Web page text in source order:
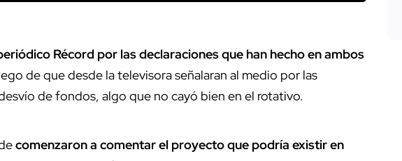
Récord por las declaraciones que han hecho en ambos
de que desde la televisora señalaran al medio por las
de fondos, algo que no cayó bien en el rotativo.
comenzaron a comentar el proyecto que podría existir en